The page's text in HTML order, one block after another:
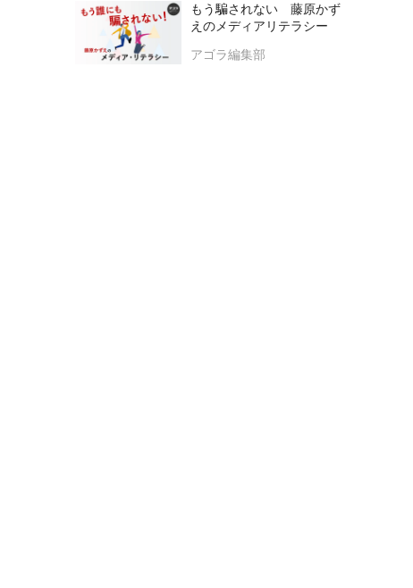
もう騙されない 藤原かず
えのメディアリテラシー
アゴラ編集部